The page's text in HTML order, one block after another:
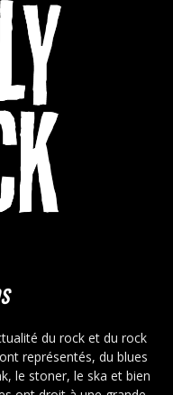
du rock et du rock
représentés, du blues
le stoner, le ska et bien